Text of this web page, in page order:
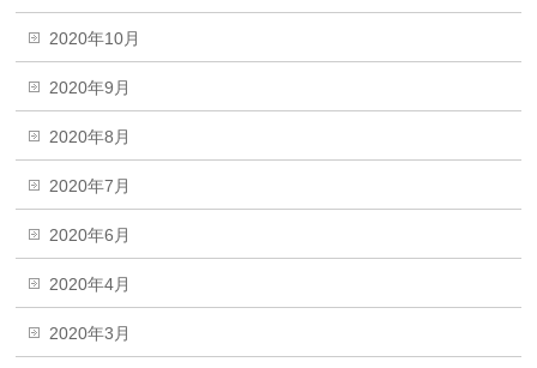
2020年10月
2020年9月
2020年8月
2020年7月
2020年6月
2020年4月
2020年3月